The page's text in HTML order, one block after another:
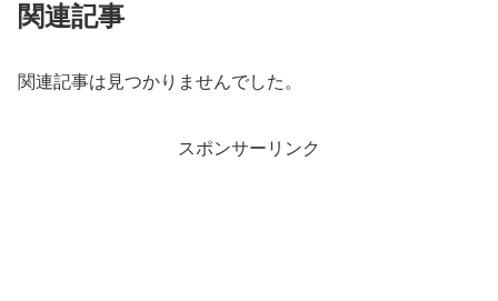
関連記事
関連記事は見つかりませんでした。
スポンサーリンク